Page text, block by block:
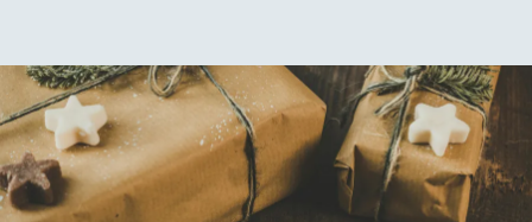
i
g
P
l
a
e
t
e
n